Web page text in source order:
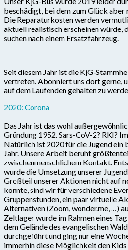
beschädigt, bei dem zum Glück
Die Reparaturkosten werden
aktuell realistisch erscheinen würde,
suchen nach einem Ersatzfahrzeug.
Seit diesem Jahr ist die KjG-
vertreten. Abonniert uns dort gerne,
auf dem Laufenden gehalten zu
2020: Corona
Das Jahr ist das wohl
Gründung 1952. Sars-CoV-2? RKI?
Natürlich ist 2020 für die Jugend ein
Jahr. Unsere Arbeit beruht
zwischenmenschlichem Kontakt.
wurde die Umsetzung unserer
Großteil unserer Aktionen nicht auf
konnte, sind wir für verschiedene
Gruppenstunden, ein paar virtuelle
Alternativen (Zoom, wonder.me, …)
Zeltlager wurde im Rahmen eines
dem Gelände des evangelischen
durchgeführt und ging nur eine
immerhin diese Möglichkeit den